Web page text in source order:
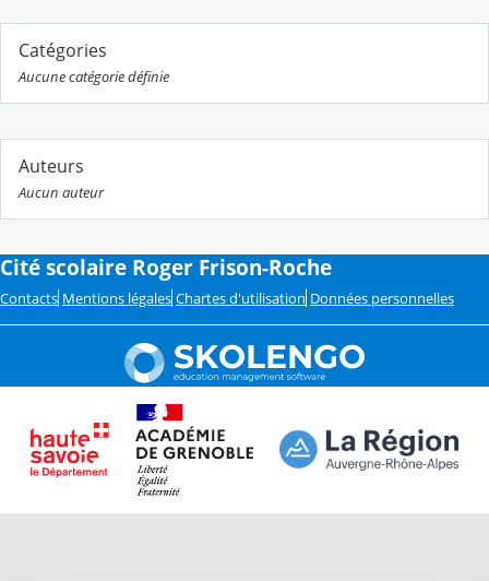
Catégories
Aucune catégorie définie
Auteurs
Aucun auteur
Cité scolaire Roger Frison-Roche
Contacts Mentions légales Chartes d'utilisation Données personnelles